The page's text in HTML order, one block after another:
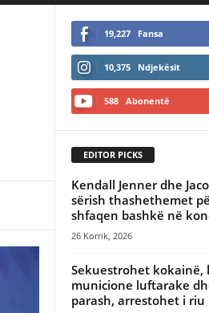
19,227 Fansa
10,375 Ndjekësit
588 Abonentë
EDITOR PICKS
Kendall Jenner dhe
sërish thashethemet
shfaqen bashkë në
26 Korrik, 2026
Sekuestrohet kokainë,
municione luftarake
parash, arrestohet i riu